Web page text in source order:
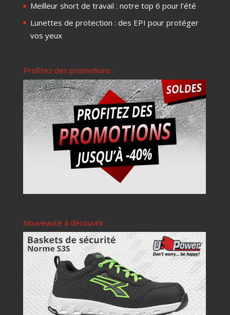
Meilleur short de travail : notre top 6 pour l’été
Lunettes de protection : des EPI pour protéger
vos yeux
Profitez des promotions :
Nouveauté à découvrir :